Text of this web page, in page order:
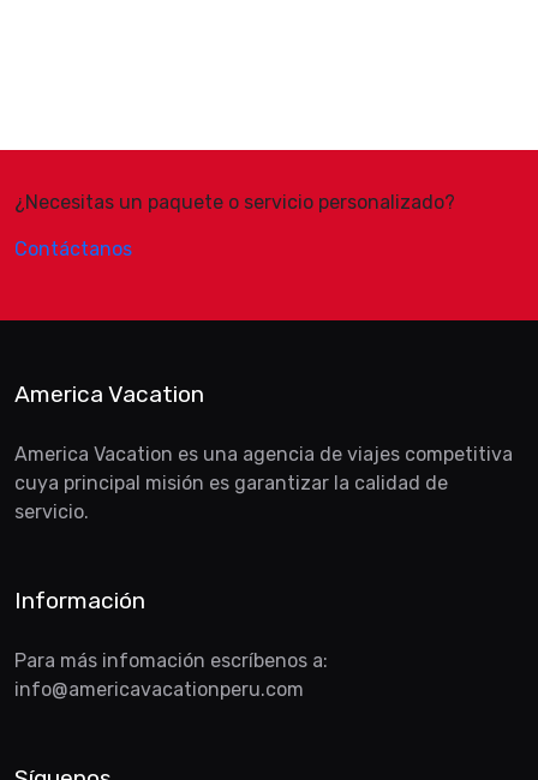
¿Necesitas un paquete o servicio personalizado?
Contáctanos
America Vacation
America Vacation es una agencia de viajes competitiva
cuya principal misión es garantizar la calidad de
servicio.
Información
Para más infomación escríbenos a:
info@americavacationperu.com